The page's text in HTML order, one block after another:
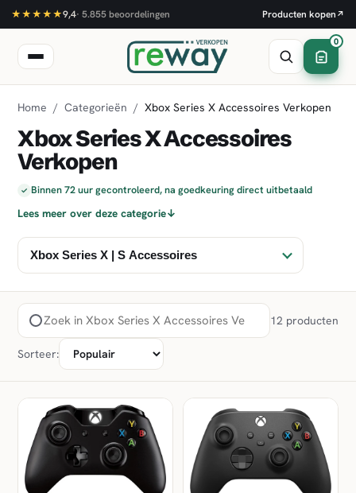
★★★★★9,4· 5.855beoordelingen Producten kopen ↗
0
Home / Categorieën / Xbox Series X Accessoires Verkopen
Xbox Series X Accessoires
Verkopen
✓ Binnen 72 uur gecontroleerd, na goedkeuring direct uitbetaald
Lees meer over deze categorie↓
12 producten
Sorteer: